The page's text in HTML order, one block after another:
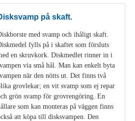
på skaft.
med svamp och ihåligt skaft.
fylls på i skaftet som försluts
en skruvkork. Diskmedlet rinner in i
via små hål. Man kan enkelt byta
när den nötts ut. Det finns två
grovlekar; en vit svamp som ej repar
grön svamp för grovrengöring. En
som kan monteras på väggen finns
att köpa till disksvampen. Den